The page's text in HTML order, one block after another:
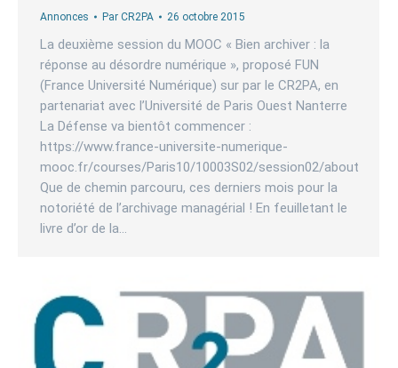
Annonces Par CR2PA 26 octobre 2015
La deuxième session du MOOC « Bien archiver : la
réponse au désordre numérique », proposé FUN
(France Université Numérique) sur par le CR2PA, en
partenariat avec l’Université de Paris Ouest Nanterre
La Défense va bientôt commencer :
https://www.france-universite-numerique-
mooc.fr/courses/Paris10/10003S02/session02/about
Que de chemin parcouru, ces derniers mois pour la
notoriété de l’archivage managérial ! En feuilletant le
livre d’or de la…